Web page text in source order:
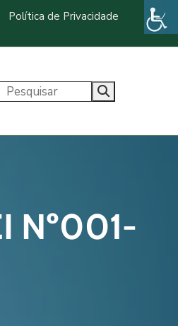
Política de Privacidade
Nº001-